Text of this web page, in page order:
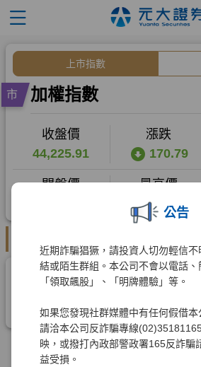
公告
近期詐騙猖獗，請投資人切勿輕信
結或陌生群組。本公司不會以電話
「領取飆股」、「明牌體驗」等。
如果您發現社群媒體中有任何假借本
請洽本公司反詐騙專線
映，或撥打內政部警政署165反詐騙
益受損。